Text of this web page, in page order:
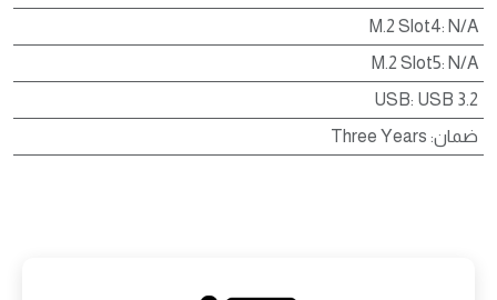
M.2 Slot4: N/A
M.2 Slot5: N/A
USB: USB 3.2
ضمان:
Three Years